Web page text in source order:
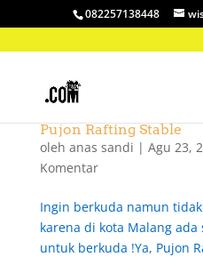
082257138448
Pujon Rafting Stable
oleh anas sandi | Agu 23,
Komentar
Ingin berkuda namun
karena di kota Malang
untuk berkuda !Ya, Pujon